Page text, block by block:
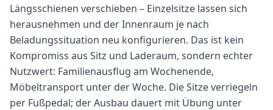
Längsschienen verschieben – Einzelsitze lassen sich
herausnehmen und der Innenraum je nach
Beladungssituation neu konfigurieren. Das ist kein
Kompromiss aus Sitz und Laderaum, sondern echter
Nutzwert: Familienausflug am Wochenende,
Möbeltransport unter der Woche. Die Sitze verriegeln
per Fußpedal; der Ausbau dauert mit Übung unter